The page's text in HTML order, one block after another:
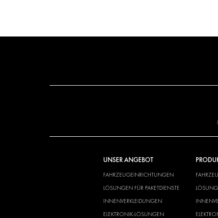
UNSER ANGEBOT
FAHRZEUGEINRICHTUNGEN
LÖSUNGEN FÜR PAKETDIENSTE
INNENVERKLEIDUNGEN
ELEKTRONIK-LÖSUNGEN